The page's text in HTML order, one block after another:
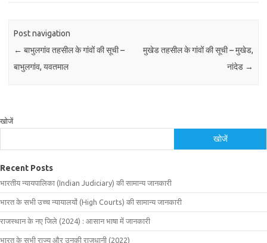
Post navigation
← बाभुलगांव तहसील के गांवों की सूची –
बाभुलगांव, यवतमाल
मुखेड तहसील के गांवों की सूची – मुखेड,
नांदेड →
खोजें
खोजें
Recent Posts
भारतीय न्यायपालिका (Indian Judiciary) की सामान्य जानकारी
भारत के सभी उच्च न्यायालयों (High Courts) की सामान्य जानकारी
राजस्थान के नए जिले (2024) : आसान भाषा में जानकारी
भारत के सभी राज्य और उनकी राजधानी (2022)